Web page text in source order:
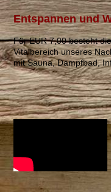
Entspannen und
Für EUR 7,00 besteht
Vitalbereich unseres
mit Sauna, Dampfbad,